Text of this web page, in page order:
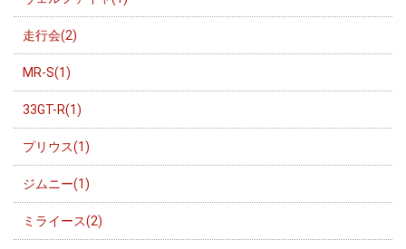
走行会(2)
MR-S(1)
33GT-R(1)
プリウス(1)
ジムニー(1)
ミライース(2)